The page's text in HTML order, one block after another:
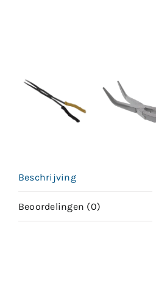
Beschrijving
Beoordelingen (0)